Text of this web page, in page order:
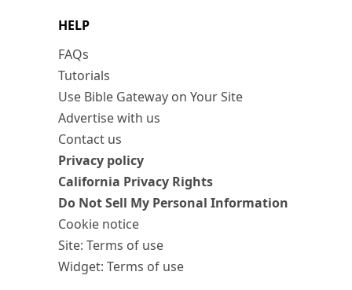
HELP
FAQs
Tutorials
Use Bible Gateway on Your Site
Advertise with us
Contact us
Privacy policy
California Privacy Rights
Do Not Sell My Personal Information
Cookie notice
Site: Terms of use
Widget: Terms of use